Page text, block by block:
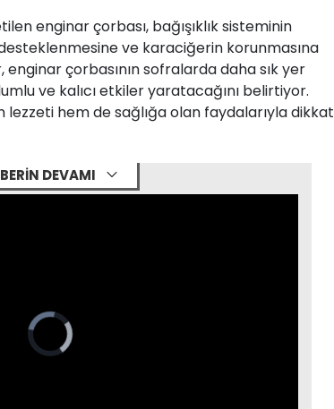
enginar çorbası, bağışıklık sisteminin
ve karaciğerin korunmasına
çorbasının sofralarda daha sık yer
ve kalıcı etkiler yaratacağını belirtiyor.
lezzeti hem de sağlığa olan faydalarıyla dikkat
DEVAMI